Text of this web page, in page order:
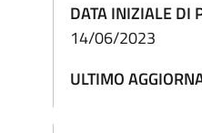
DATA INIZIALE DI
14/06/2023
ULTIMO